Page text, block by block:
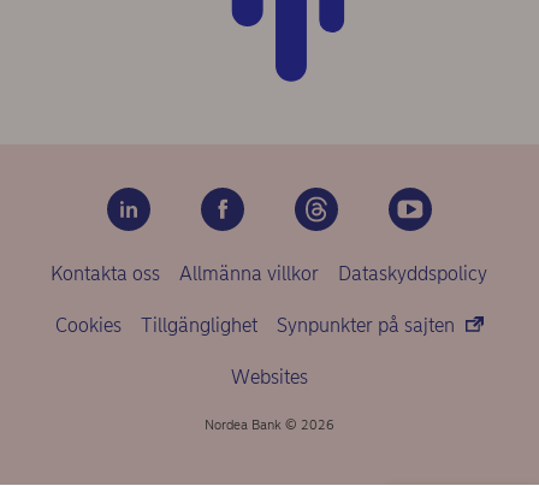
Kontakta oss Allmänna villkor Dataskyddspolicy
Cookies Tillgänglighet Synpunkter på sajten
Websites
Nordea Bank © 2026